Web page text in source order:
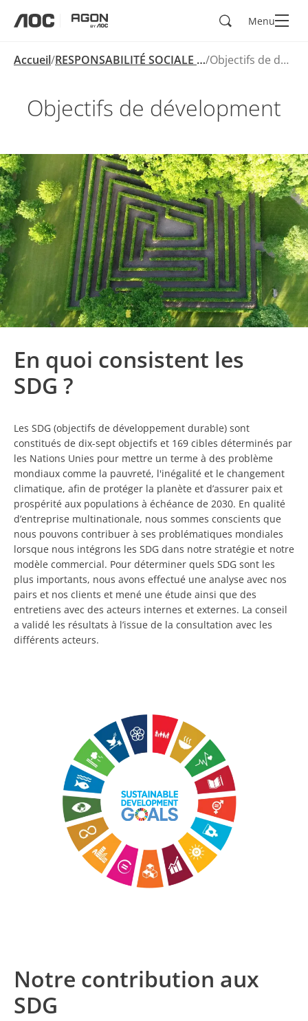
Rechercher
Menu
Accueil RESPONSABILITÉ SOCIALE DES ENTREPRISES Objectifs de dévelopment
Objectifs de dévelopment
En quoi consistent les
SDG ?
Les SDG (objectifs de développement durable) sont
constitués de dix-sept objectifs et 169 cibles déterminés par
les Nations Unies pour mettre un terme à des problème
mondiaux comme la pauvreté, l'inégalité et le changement
climatique, afin de protéger la planète et d’assurer paix et
prospérité aux populations à échéance de 2030. En qualité
d’entreprise multinationale, nous sommes conscients que
nous pouvons contribuer à ses problématiques mondiales
lorsque nous intégrons les SDG dans notre stratégie et notre
modèle commercial. Pour déterminer quels SDG sont les
plus importants, nous avons effectué une analyse avec nos
pairs et nos clients et mené une étude ainsi que des
entretiens avec des acteurs internes et externes. La conseil
a validé les résultats à l’issue de la consultation avec les
différents acteurs.
Notre contribution aux
SDG